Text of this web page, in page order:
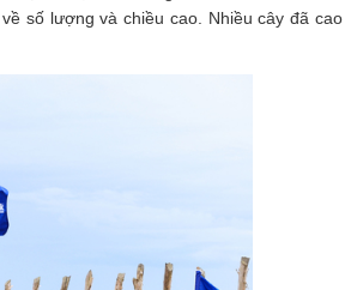
số lượng và chiều cao. Nhiều cây đã cao